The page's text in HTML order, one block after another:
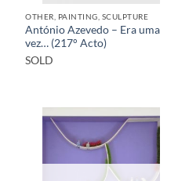
OTHER, PAINTING, SCULPTURE
António Azevedo – Era uma
vez… (217° Acto)
SOLD